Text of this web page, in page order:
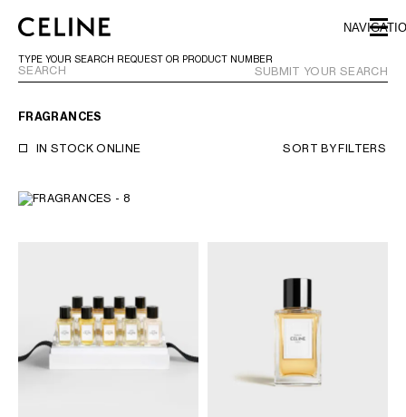
SKIP TO FOOTER CONTENT
SKIP TO MAIN NAVIGATION
TYPE YOUR SEARCH REQUEST OR PRODUCT NUMBER
SUBMIT YOUR SEARCH
FRAGRANCES
IN STOCK ONLINE SORT BYFILTERS
EUROPE
NORTH AMERICA
MIDDLE EAST
BAHRAIN
ISRAEL
KUWAIT